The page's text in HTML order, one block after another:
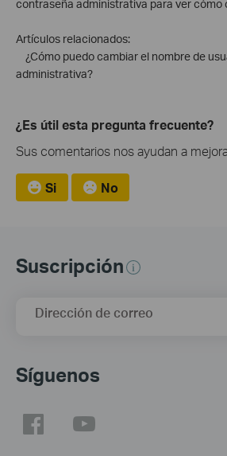
contraseña administrativa para ver cómo
Artículos relacionados:
¿Cómo puedo cambiar el nombre de
administrativa?
¿Es útil esta pregunta frecuente?
Sus comentarios nos ayudan a
Si No
Suscripción
Dirección de correo
Síguenos